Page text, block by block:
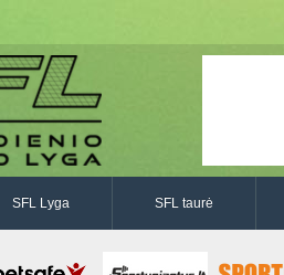
SFL Lyga SFL taurė